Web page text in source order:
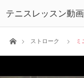
テニスレッスン動
ホームストローク